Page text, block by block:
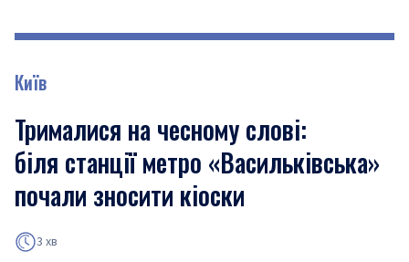
Київ
Трималися на чесному слові:
біля станції метро «Васильківська»
почали зносити кіоски
3 хв